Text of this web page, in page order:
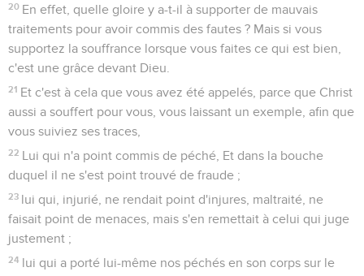
20 En effet, quelle gloire y a-t-il à supporter de mauvais
traitements pour avoir commis des fautes ? Mais si vous
supportez la souffrance lorsque vous faites ce qui est bien,
c'est une grâce devant Dieu.
21 Et c'est à cela que vous avez été appelés, parce que Christ
aussi a souffert pour vous, vous laissant un exemple, afin que
vous suiviez ses traces,
22 Lui qui n'a point commis de péché, Et dans la bouche
duquel il ne s'est point trouvé de fraude ;
23 lui qui, injurié, ne rendait point d'injures, maltraité, ne
faisait point de menaces, mais s'en remettait à celui qui juge
justement ;
24 lui qui a porté lui-même nos péchés en son corps sur le